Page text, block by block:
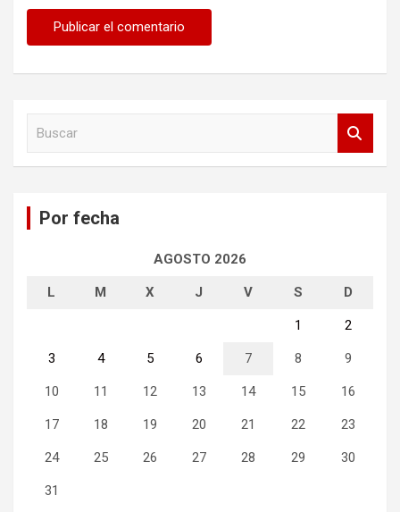
Por fecha
AGOSTO 2026
L M X J V S D
1 2
3 4 5 6 7 8 9
10 11 12 13 14 15 16
17 18 19 20 21 22 23
24 25 26 27 28 29 30
31